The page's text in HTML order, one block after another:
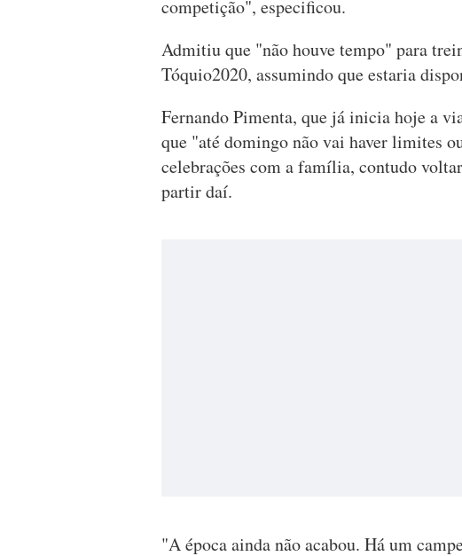
competição", especificou.
Admitiu que "não houve tempo" para
Tóquio2020, assumindo que estaria
Fernando Pimenta, que já inicia hoje a
que "até domingo não vai haver limites
celebrações com a família, contudo
partir daí.
"A época ainda não acabou. Há um